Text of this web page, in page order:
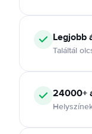
Legjobb
Találtál
24000+